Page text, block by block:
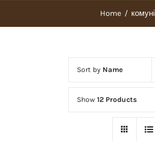
Home /
Sort by Name
Show 12 Products